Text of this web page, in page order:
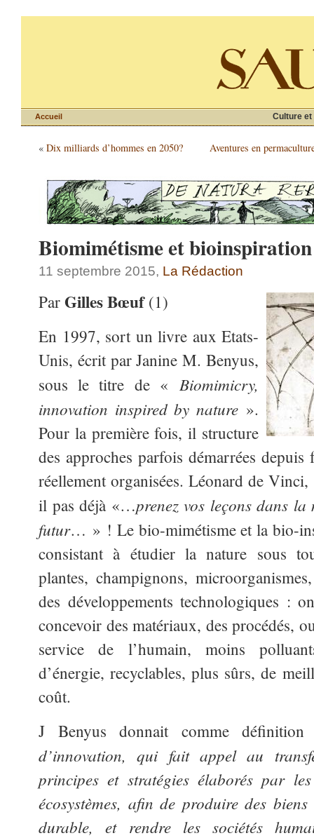
Culture et
Accueil
« Dix milliards d’hommes en 2050? Aventures en
Biomimétisme et bioinspiration
11 septembre 2015, La Rédaction
ParGilles Bœuf(1)
En 1997, sort un livre aux Etats-
Unis, écrit par Janine M. Benyus,
sous le titre de « Biomimicry,
innovation inspired by nature».
Pour la première fois, il structure
des approches parfois démarrées
réellement organisées. Léonard de
il pas déjà «…prenez vos leçons dans la
futur… » ! Le bio-mimétisme et la bio-
consistant à étudier la nature sous
plantes, champignons,
des développements technologiques :
concevoir des matériaux, des procédés,
service de l’humain, moins
d’énergie, recyclables, plus sûrs, de
coût.
J Benyus donnait comme
d’innovation, qui fait appel au
principes et stratégies élaborés par
écosystèmes, afin de produire des
durable, et rendre les sociétés